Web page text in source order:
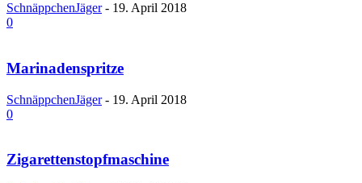
SchnäppchenJäger - 19. April 2018
0
Marinadenspritze
SchnäppchenJäger - 19. April 2018
0
Zigarettenstopfmaschine